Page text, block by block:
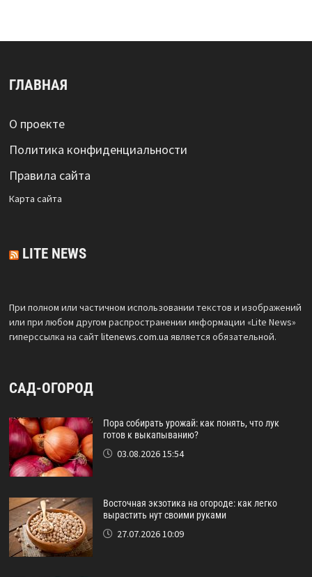
ГЛАВНАЯ
О проекте
Политика конфиденциальности
Правила сайта
Карта сайта
LITE NEWS
При полном или частичном использовании текстов и изображений
или при любом другом распространении информации «Lite News»
гиперссылка на сайтlitenews.com.ua является обязательной.
САД-ОГОРОД
Пора собирать урожай: как понять, что лук
готов к выкапыванию?
03.08.2026 15:54
Восточная экзотика на огороде: как легко
вырастить нут своими руками
27.07.2026 10:09